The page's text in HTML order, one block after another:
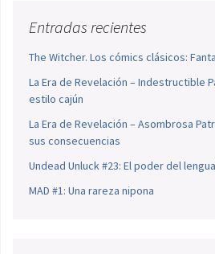
Entradas recientes
The Witcher. Los cómics clásicos:
La Era de Revelación – Indestructible
estilo cajún
La Era de Revelación – Asombrosa
sus consecuencias
Undead Unluck #23: El poder del
MAD #1: Una rareza nipona